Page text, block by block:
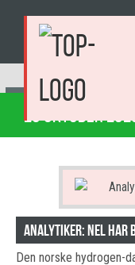
26 OKTOBER
Analytiker: NEL
Den norske hydrogen-